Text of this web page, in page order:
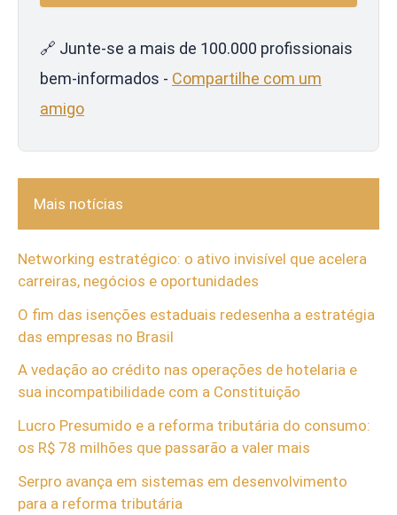
🔗 Junte-se a mais de 100.000 profissionais
bem-informados - Compartilhe com um
amigo
Mais notícias
Networking estratégico: o ativo invisível que acelera
carreiras, negócios e oportunidades
O fim das isenções estaduais redesenha a estratégia
das empresas no Brasil
A vedação ao crédito nas operações de hotelaria e
sua incompatibilidade com a Constituição
Lucro Presumido e a reforma tributária do consumo:
os R$ 78 milhões que passarão a valer mais
Serpro avança em sistemas em desenvolvimento
para a reforma tributária